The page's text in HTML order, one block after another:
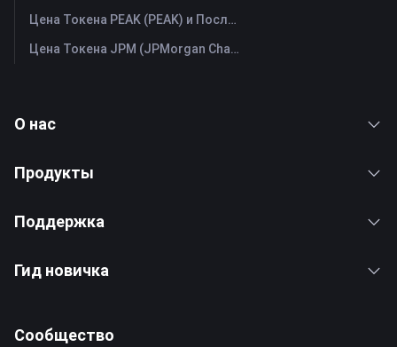
Цена Токена PEAK (PEAK) и Последний График в Реальном Времени
Цена Токена JPM (JPMorgan Chase) и Последний График в Реальном Времени
О нас
Продукты
Поддержка
Гид новичка
Сообщество